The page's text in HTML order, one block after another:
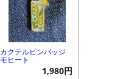
カクテルピンバッジ
モヒート
1,980円